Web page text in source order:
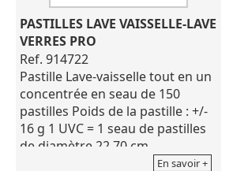
PASTILLES LAVE VAISSELLE-LAVE
VERRES PRO
Ref. 914722
Pastille Lave-vaisselle tout en un
concentrée en seau de 150
pastilles Poids de la pastille : +/-
16 g 1 UVC = 1 seau de pastilles
de diamètre 22.70 cm
En savoir +